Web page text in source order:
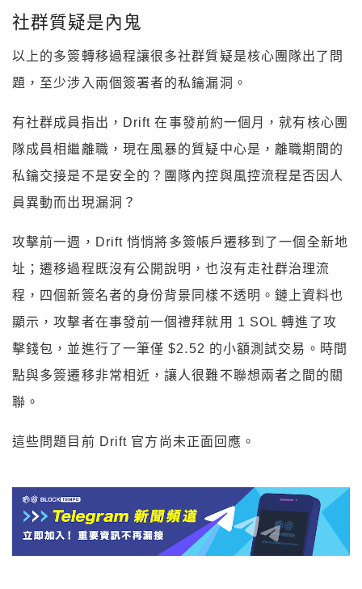
社群質疑是內鬼
以上的多簽轉移過程讓很多社群質疑是核心團隊出了問
題，至少涉入兩個簽署者的私鑰漏洞。
有社群成員指出，Drift 在事發前約一個月，就有核心團
隊成員相繼離職，現在風暴的質疑中心是，離職期間的
私鑰交接是不是安全的？團隊內控與風控流程是否因人
員異動而出現漏洞？
攻擊前一週，Drift 悄悄將多簽帳戶遷移到了一個全新地
址；遷移過程既沒有公開說明，也沒有走社群治理流
程，四個新簽名者的身份背景同樣不透明。鏈上資料也
顯示，攻擊者在事發前一個禮拜就用 1 SOL 轉進了攻
擊錢包，並進行了一筆僅 $2.52 的小額測試交易。時間
點與多簽遷移非常相近，讓人很難不聯想兩者之間的關
聯。
這些問題目前 Drift 官方尚未正面回應。